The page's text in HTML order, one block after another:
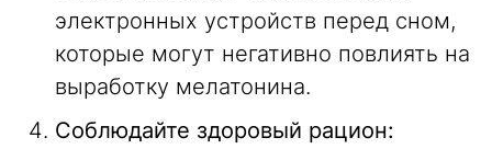
электронных устройств перед сном,
которые могут негативно повлиять на
выработку мелатонина.
Соблюдайте здоровый рацион: